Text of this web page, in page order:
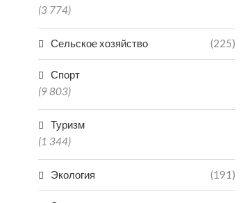
(3 774)
Сельское хозяйство (225)
Спорт
(9 803)
Туризм
(1 344)
Экология (191)